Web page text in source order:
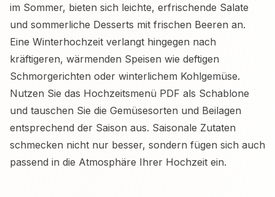
im Sommer, bieten sich leichte, erfrischende Salate
und sommerliche Desserts mit frischen Beeren an.
Eine Winterhochzeit verlangt hingegen nach
kräftigeren, wärmenden Speisen wie deftigen
Schmorgerichten oder winterlichem Kohlgemüse.
Nutzen Sie das Hochzeitsmenü PDF als Schablone
und tauschen Sie die Gemüsesorten und Beilagen
entsprechend der Saison aus. Saisonale Zutaten
schmecken nicht nur besser, sondern fügen sich auch
passend in die Atmosphäre Ihrer Hochzeit ein.